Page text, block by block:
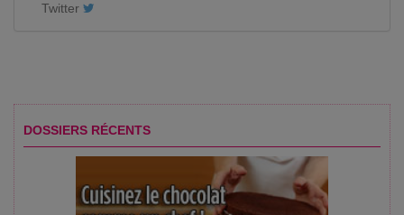
Twitter
DOSSIERS RÉCENTS